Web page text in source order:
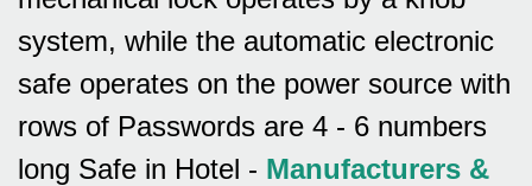
system, while the automatic electronic
safe operates on the power source with
rows of Passwords are 4 - 6 numbers
long Safe in Hotel - Manufacturers &